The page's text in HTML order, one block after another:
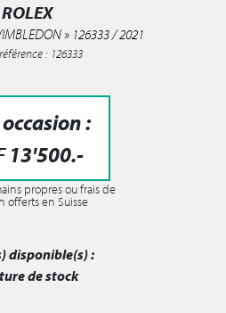
ROLEX
» 126333 / 2021
: 126333
:
13'500.-
propres ou frais de
offerts en Suisse
disponible(s) :
de stock